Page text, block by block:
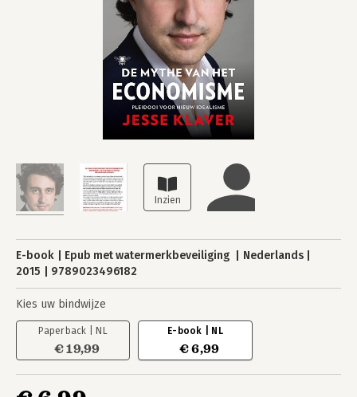
E-book Epub met watermerkbeveiliging
Nederlands
2015
9789023496182
Kies uw bindwijze
Paperback | NL
€ 19,99
E-book | NL
€ 6,99